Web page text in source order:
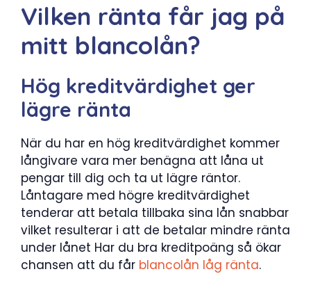
Vilken ränta får jag på
mitt blancolån?
Hög kreditvärdighet ger
lägre ränta
När du har en hög kreditvärdighet kommer
långivare vara mer benägna att låna ut
pengar till dig och ta ut lägre räntor.
Låntagare med högre kreditvärdighet
tenderar att betala tillbaka sina lån snabbar
vilket resulterar i att de betalar mindre ränta
under lånet Har du bra kreditpoäng så ökar
chansen att du får blancolån låg ränta.